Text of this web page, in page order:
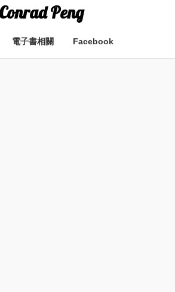
Conrad Peng
電子書相關 Facebook